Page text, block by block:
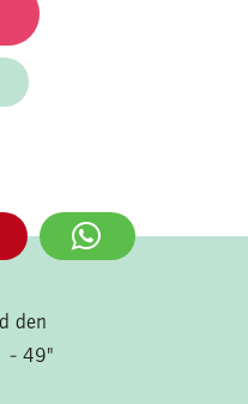
den
- 49"